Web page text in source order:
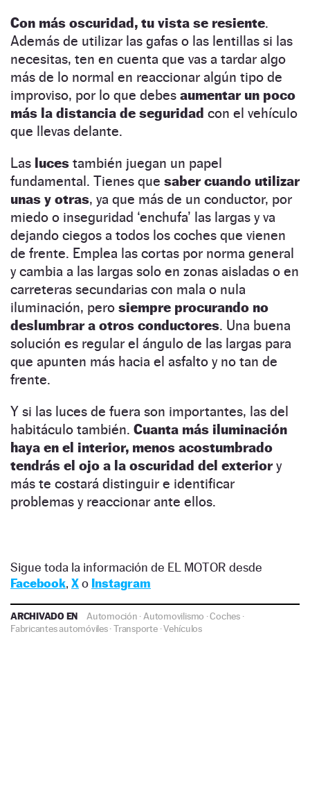
Con más oscuridad, tu vista se resiente.
Además de utilizar las gafas o las lentillas si las
necesitas, ten en cuenta que vas a tardar algo
más de lo normal en reaccionar algún tipo de
improviso, por lo que debes aumentar un poco
más la distancia de seguridad con el vehículo
que llevas delante.
Las luces también juegan un papel
fundamental. Tienes que saber cuando utilizar
unas y otras, ya que más de un conductor, por
miedo o inseguridad ‘enchufa’ las largas y va
dejando ciegos a todos los coches que vienen
de frente. Emplea las cortas por norma general
y cambia a las largas solo en zonas aisladas o en
carreteras secundarias con mala o nula
iluminación, pero siempre procurando no
deslumbrar a otros conductores. Una buena
solución es regular el ángulo de las largas para
que apunten más hacia el asfalto y no tan de
frente.
Y si las luces de fuera son importantes, las del
habitáculo también. Cuanta más iluminación
haya en el interior, menos acostumbrado
tendrás el ojo a la oscuridad del exteriory
más te costará distinguir e identificar
problemas y reaccionar ante ellos.
Sigue toda la información de EL MOTOR desde
Facebook, Xo Instagram
ARCHIVADO EN Automoción · Automovilismo ·Coches·
Fabricantes automóviles·Transporte·Vehículos